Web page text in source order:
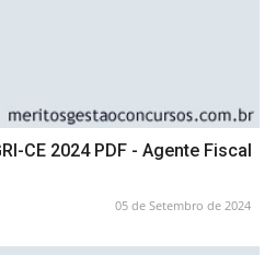
CE 2024 PDF - Agente Fiscal
05 de Setembro de 2024